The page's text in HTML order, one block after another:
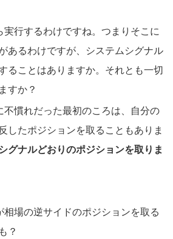
行するわけですね。つまりそこに
あるわけですが、システムシグナル
ることはありますか。それとも一切
すか？
不慣れだった最初のころは、自分の
したポジションを取ることもありま
グナルどおりのポジションを取りま
場の逆サイドのポジションを取る
？